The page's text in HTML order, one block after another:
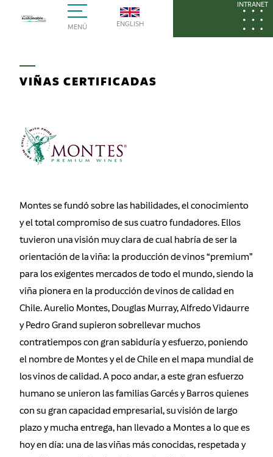
MENÚ ENGLISH
INTRANET
VIÑAS CERTIFICADAS
Montes se fundó sobre las habilidades, el conocimiento
y el total compromiso de sus cuatro fundadores. Ellos
tuvieron una visión muy clara de cual habría de ser la
orientación de la viña: la producción de vinos “premium”
para los exigentes mercados de todo el mundo, siendo la
viña pionera en la producción de vinos de calidad en
Chile. Aurelio Montes, Douglas Murray, Alfredo Vidaurre
y Pedro Grand supieron sobrellevar muchos
contratiempos con gran sabiduría y esfuerzo, poniendo
el nombre de Montes y el de Chile en el mapa mundial de
los vinos de calidad. A poco andar, a este gran esfuerzo
humano se unieron las familias Garcés y Barros quienes
con su gran capacidad empresarial, su visión de largo
plazo y mucha entrega, han llevado a Montes a lo que es
hoy en día: una de las viñas más conocidas, respetada y